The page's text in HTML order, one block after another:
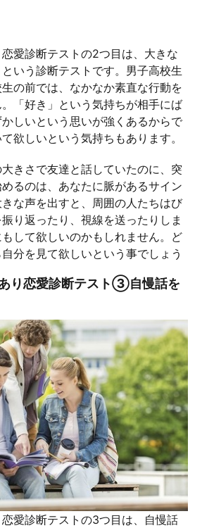
愛診断テストの2つ目は、大きな
いう診断テストです。男子高校生
の前では、なかなか素直な行動を
「好き」という気持ちが相手にば
しいという思いが強くあるからで
欲しいという気持ちもあります。
きさで友達と話していたのに、突
るのは、あなたに脈があるサイン
な声を出すと、周囲の人たちはび
り返ったり、視線を送ったりしま
して欲しいのかもしれません。ど
分を見て欲しいという事でしょう
り恋愛診断テスト③自慢話を
愛診断テストの3つ目は、自慢話